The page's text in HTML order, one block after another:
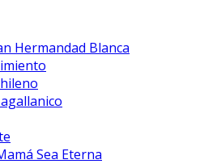
Hermandad Blanca
Sea Eterna